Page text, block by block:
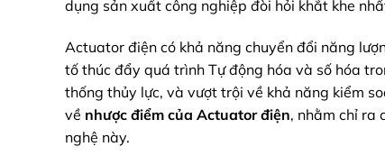
dụng sản xuất công nghiệp đòi hỏi khắt khe
Actuator điện có khả năng chuyển đổi năng
tố thúc đẩy quá trình Tự động hóa và số hóa
thống thủy lực, và vượt trội về khả năng kiểm
về nhược điểm của Actuator điện, nhằm chỉ ra
nghệ này.